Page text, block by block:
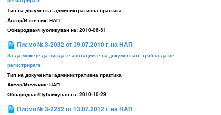
Тип на документа: административна практика
Aвтор/Източник: НАП
Обнародван/Публикуван на: 2010-08-31
Писмо № 3-2032 от 09.07.2010 г. на НАП
За да можете да виждате анотациите на документите трябва да се
регистрирате
Тип на документа: административна практика
Aвтор/Източник: НАП
Обнародван/Публикуван на: 2010-10-29
Писмо № 3-2252 от 13.07.2012 г. на НАП